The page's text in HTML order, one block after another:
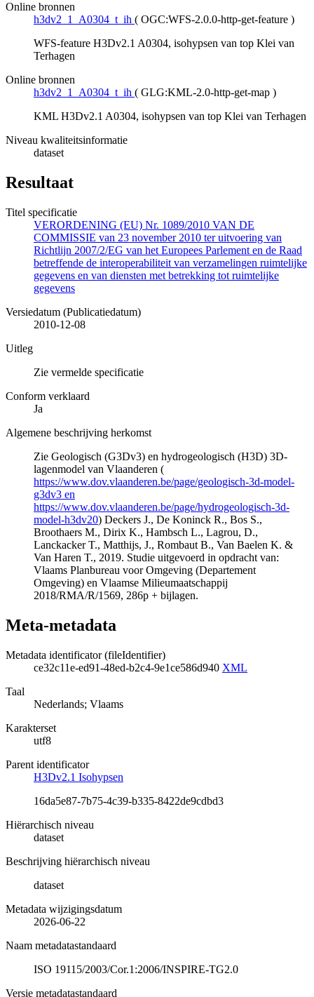
Online bronnen
h3dv2_1_A0304_t_ih ( OGC:WFS-2.0.0-http-get-feature )
WFS-feature H3Dv2.1 A0304, isohypsen van top Klei van
Terhagen
Online bronnen
h3dv2_1_A0304_t_ih ( GLG:KML-2.0-http-get-map )
KML H3Dv2.1 A0304, isohypsen van top Klei van Terhagen
Niveau kwaliteitsinformatie
dataset
Resultaat
Titel specificatie
VERORDENING (EU) Nr. 1089/2010 VAN DE
COMMISSIE van 23 november 2010 ter uitvoering van
Richtlijn 2007/2/EG van het Europees Parlement en de Raad
betreffende de interoperabiliteit van verzamelingen ruimtelijke
gegevens en van diensten met betrekking tot ruimtelijke
gegevens
Versiedatum (Publicatiedatum)
2010-12-08
Uitleg
Zie vermelde specificatie
Conform verklaard
Ja
Algemene beschrijving herkomst
Zie Geologisch (G3Dv3) en hydrogeologisch (H3D) 3D-
lagenmodel van Vlaanderen (
https://www.dov.vlaanderen.be/page/geologisch-3d-model-
g3dv3 en
https://www.dov.vlaanderen.be/page/hydrogeologisch-3d-
model-h3dv20) Deckers J., De Koninck R., Bos S.,
Broothaers M., Dirix K., Hambsch L., Lagrou, D.,
Lanckacker T., Matthijs, J., Rombaut B., Van Baelen K. &
Van Haren T., 2019. Studie uitgevoerd in opdracht van:
Vlaams Planbureau voor Omgeving (Departement
Omgeving) en Vlaamse Milieumaatschappij
2018/RMA/R/1569, 286p + bijlagen.
Meta-metadata
Metadata identificator (fileIdentifier)
ce32c11e-ed91-48ed-b2c4-9e1ce586d940 XML
Taal
Nederlands; Vlaams
Karakterset
utf8
Parent identificator
H3Dv2.1 Isohypsen
16da5e87-7b75-4c39-b335-8422de9cdbd3
Hiërarchisch niveau
dataset
Beschrijving hiërarchisch niveau
dataset
Metadata wijzigingsdatum
2026-06-22
Naam metadatastandaard
ISO 19115/2003/Cor.1:2006/INSPIRE-TG2.0
Versie metadatastandaard